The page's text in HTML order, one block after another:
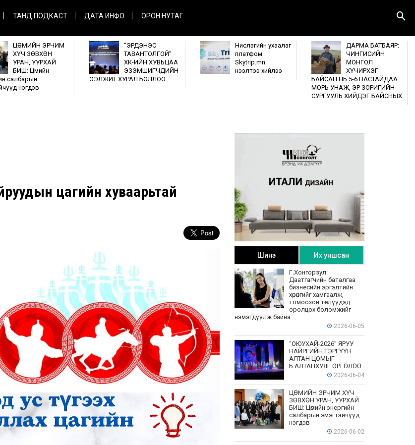
ТАНД ПОДКАСТ ДАТА ИНФО ОРОН НУТАГ
ЦӨМИЙН ЭРЧИМ
ХҮЧ ЗӨВХӨН
УРАН, УУРХАЙ
БИШ: Цөмийн
салбарын
нэгдэв
“ЭРДЭНЭС
ТАВАНТОЛГОЙ”
ХК-ИЙН ХУВЬЦАА
ЭЗЭМШИГЧДИЙН
ЭЭЛЖИТ ХУРАЛ БОЛЛОО
Нислэгийн ухаалаг
платфом
Skytrip.mn
нээлтээ хийлээ
ДАРМА БАТБАЯР:
ЧИНГИСИЙН
МОНГОЛ
ХҮЧИРХЭГ
БАЙСАН НЬ 5-6 НАСТАЙДАА
МОРЬ УНАЖ, ЭР ЗОРИГИЙН
СУРГУУЛЬ ХИЙДЭГ БАЙСНЫХ
цагийн хуваарьтай
Шинэ Их уншсан
Г.Хонгорзул:
Даатгагчийн баталгаа
бизнесийн эргэлтийн
хөрөнгийг хамгаалж,
томоохон төслүүдэд
оролцох боломжийг
нэмэгдүүлж байна
2026-06-05
“ОЮУХАЙ-2026” ЯРУУ
НАЙРГИЙН ТЭРГҮҮН
АЛТАН ЦОМЫГ
Б.АЛТАНХУЯГ ӨРГӨЛӨӨ
2026-06-04
ЦӨМИЙН ЭРЧИМ ХҮЧ
ЗӨВХӨН УРАН, УУРХАЙ
БИШ: Цөмийн энергийн
салбарын эмэгтэйчүүд
нэгдэв
2026-06-02